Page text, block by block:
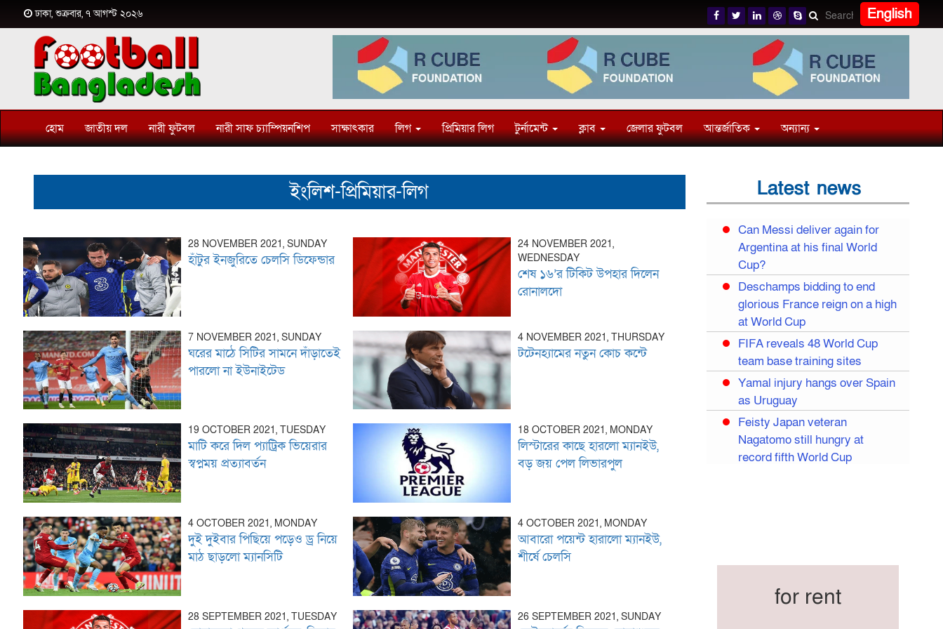
ঢাকা, শুক্রবার, ৭ আগস্ট ২০২৬ English
হোম জাতীয় দল নারী ফুটবল নারী সাফ চ্যাম্পিয়নশিপ সাক্ষাৎকার লিগ প্রিমিয়ার লিগ টুর্নামেন্ট ক্লাব জেলার ফুটবল আন্তর্জাতিক অন্যান্য
ইংলিশ-প্রিমিয়ার-লিগ
28 NOVEMBER 2021, SUNDAY
হাঁটুর ইনজুরিতে চেলসি ডিফেন্ডার
24 NOVEMBER 2021,
WEDNESDAY
শেষ ১৬’র টিকিট উপহার দিলেন
রোনালদো
7 NOVEMBER 2021, SUNDAY
ঘরের মাঠে সিটির সামনে দাঁড়াতেই
পারলো না ইউনাইটেড
4 NOVEMBER 2021, THURSDAY
টটেনহ্যামের নতুন কোচ কন্টে
19 OCTOBER 2021, TUESDAY
মাটি করে দিল প্যাট্রিক ভিয়েরার
স্বপ্নময় প্রত্যাবর্তন
18 OCTOBER 2021, MONDAY
লিস্টারের কাছে হারলো ম্যানইউ,
বড় জয় পেল লিভারপুল
4 OCTOBER 2021, MONDAY
দুই দুইবার পিছিয়ে পড়েও ড্র নিয়ে
মাঠ ছাড়লো ম্যানসিটি
4 OCTOBER 2021, MONDAY
আবারো পয়েন্ট হারালো ম্যানইউ,
শীর্ষে চেলসি
28 SEPTEMBER 2021, TUESDAY 26 SEPTEMBER 2021, SUNDAY
Latest news
Can Messi deliver again for
Argentina at his final World
Cup?
Deschamps bidding to end
glorious France reign on a high
at World Cup
FIFA reveals 48 World Cup
team base training sites
Yamal injury hangs over Spain
as Uruguay
Feisty Japan veteran
Nagatomo still hungry at
record fifth World Cup
Iran move World Cup base
for rent